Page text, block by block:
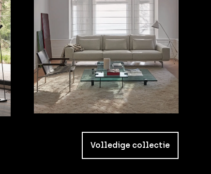
Volledige collectie